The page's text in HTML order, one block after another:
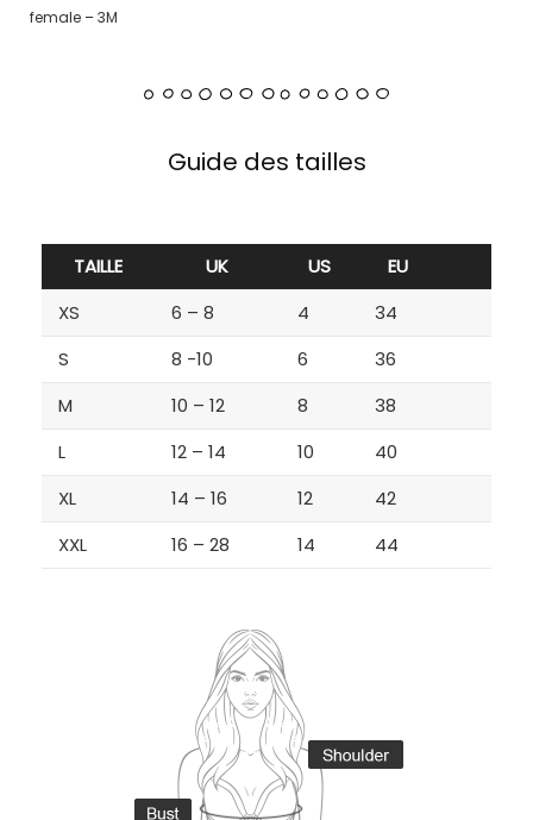
female – 3M
Guide des tailles
TAILLE UK US
EU
XS
6 – 8 4
34
S
8 -10 6
36
M
10 – 12 8
38
L
12 – 14 10
40
XL
14 – 16 12
42
XXL
16 – 28 14 44